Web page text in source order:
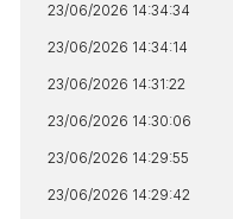
23/06/2026 14:34:34
23/06/2026 14:34:14
23/06/2026 14:31:22
23/06/2026 14:30:06
23/06/2026 14:29:55
23/06/2026 14:29:42